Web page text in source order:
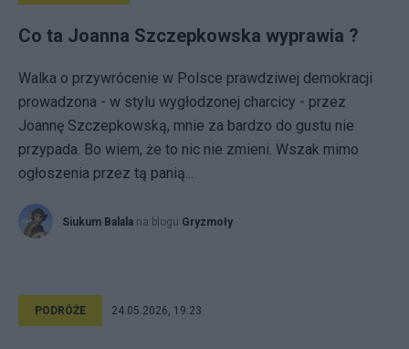
Co ta Joanna Szczepkowska wyprawia ?
Walka o przywrócenie w Polsce prawdziwej demokracji
prowadzona - w stylu wygłodzonej charcicy - przez
Joannę Szczepkowską, mnie za bardzo do gustu nie
przypada. Bo wiem, że to nic nie zmieni. Wszak mimo
ogłoszenia przez tą panią...
Siukum Balala na blogu Gryzmoły
PODRÓŻE 24.05.2026, 19:23